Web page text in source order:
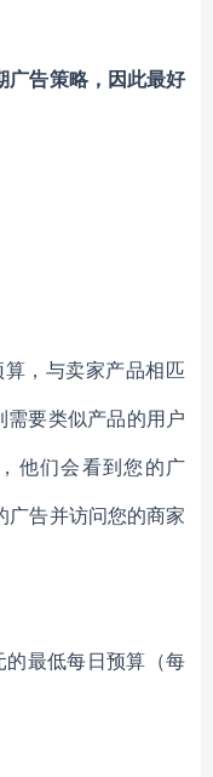
广告策略，因此最好
，与卖家产品相匹
需要类似产品的用户
他们会看到您的广
广告并访问您的商家
最低每日预算（每